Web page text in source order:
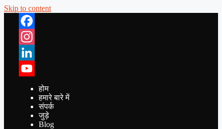
Skip to content
Facebook
Instagram
LinkedIn
YouTube
होम
हमारे बारे में
संपर्क
जुड़े
Blog